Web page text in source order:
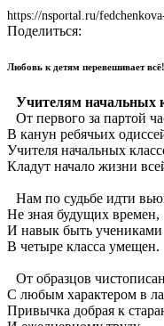
https://nsportal.ru/
Поделиться:
Любовь к детям перевешивает всё!
Учителям начальных
От первого за партой
В канун ребячьих
Учителя начальных
Кладут начало жизни
Нам по судьбе идти
Не зная будущих времен,
И навык быть учениками
В четыре класса умещен.
От образцов
С любым характером в
Привычка добрая к